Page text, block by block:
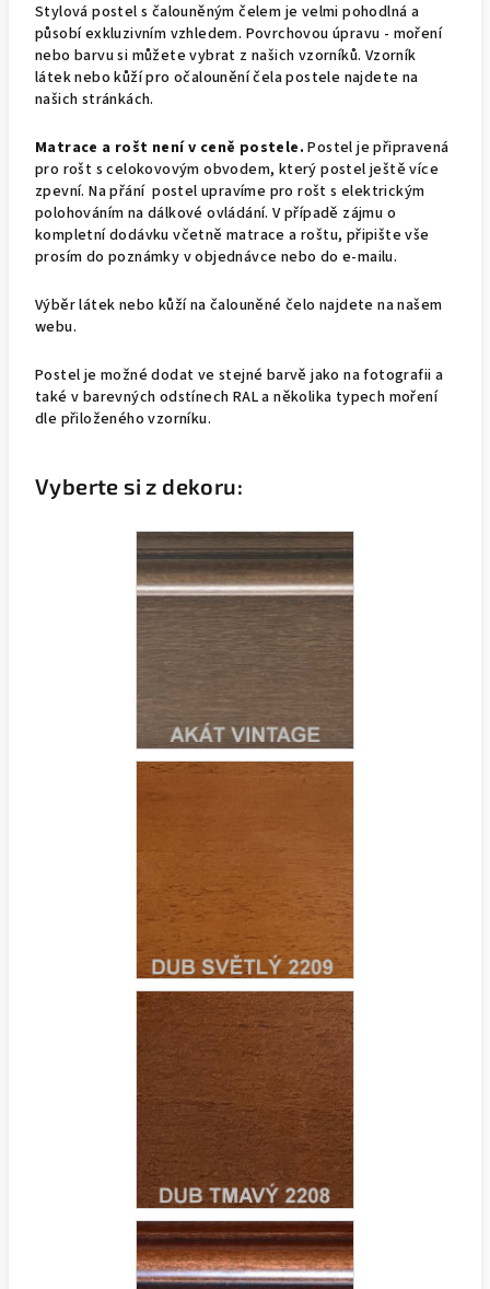
Stylová postel s čalouněným čelem je velmi pohodlná a
působí exkluzivním vzhledem. Povrchovou úpravu - moření
nebo barvu si můžete vybrat z našich vzorníků. Vzorník
látek nebo kůží pro očalounění čela postele najdete na
našich stránkách.
Matrace a rošt není v ceně postele. Postel je připravená
pro rošt s celokovovým obvodem, který postel ještě více
zpevní. Na přání postel upravíme pro rošt s elektrickým
polohováním na dálkové ovládání. V případě zájmu o
kompletní dodávku včetně matrace a roštu, připište vše
prosím do poznámky v objednávce nebo do e-mailu.
Výběr látek nebo kůží na čalouněné čelo najdete na našem
webu.
Postel je možné dodat ve stejné barvě jako na fotografii a
také v barevných odstínech RAL a několika typech moření
dle přiloženého vzorníku.
Vyberte si z dekoru: